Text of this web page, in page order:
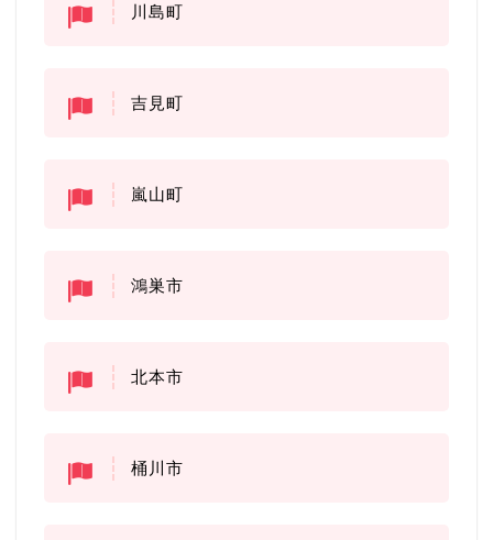
川島町
吉見町
嵐山町
鴻巣市
北本市
桶川市